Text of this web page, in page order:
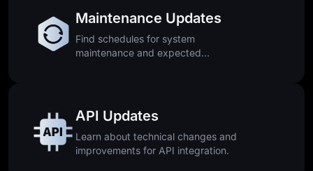
Maintenance Updates
Find schedules for system
maintenance and expected
API Updates
Learn about technical changes and
improvements for API integration.